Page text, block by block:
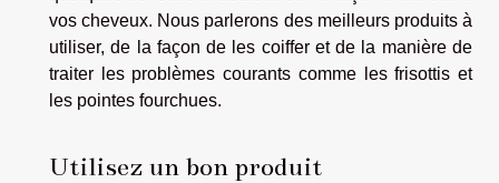
vos cheveux. Nous parlerons des meilleurs produits à
utiliser, de la façon de les coiffer et de la manière de
traiter les problèmes courants comme les frisottis et
les pointes fourchues.
Utilisez un bon produit